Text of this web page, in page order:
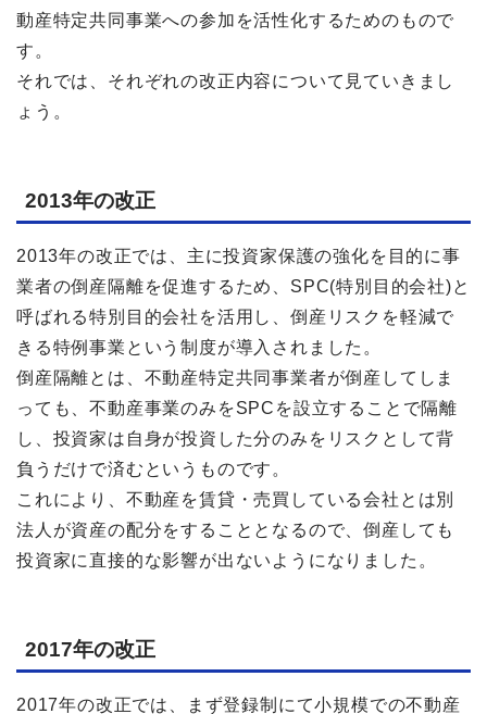
動産特定共同事業への参加を活性化するためのもので
す。
それでは、それぞれの改正内容について見ていきまし
ょう。
2013年の改正
2013年の改正では、主に投資家保護の強化を目的に事
業者の倒産隔離を促進するため、SPC(特別目的会社)と
呼ばれる特別目的会社を活用し、倒産リスクを軽減で
きる特例事業という制度が導入されました。
倒産隔離とは、不動産特定共同事業者が倒産してしま
っても、不動産事業のみをSPCを設立することで隔離
し、投資家は自身が投資した分のみをリスクとして背
負うだけで済むというものです。
これにより、不動産を賃貸・売買している会社とは別
法人が資産の配分をすることとなるので、倒産しても
投資家に直接的な影響が出ないようになりました。
2017年の改正
2017年の改正では、まず登録制にて小規模での不動産